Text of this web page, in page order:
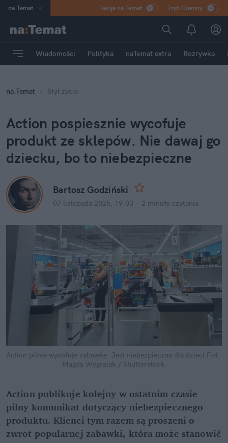
na:Temat
Poland
mama
Rozrywka
Twoje na:Temat Tryb Ciemny
Wiadomości Polityka naTemat extra Rozrywka
na:Temat Styl życia
Action pospiesznie wycofuje
produkt ze sklepów. Nie dawaj go
dziecku, bo to niebezpieczne
Bartosz Godziński
07 listopada 2025, 19:03 2 minuty czytania
Action pilnie wycofuje zabawkę. Jest niebezpieczna dla dzieci Fot.
Magda Wygralak / Shutterstock
Action publikuje kolejny w ostatnim czasie
pilny komunikat dotyczący niebezpiecznego
produktu. Klienci tym razem są proszeni o
zwrot popularnej zabawki, która może stanowić